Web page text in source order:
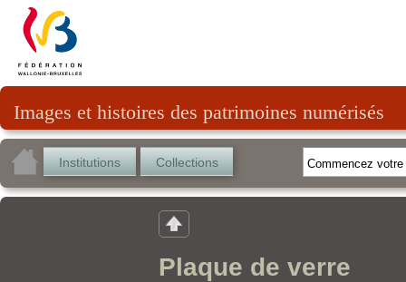
Images et histoires des patrimoines numérisés
Institutions Collections
Plaque de verre